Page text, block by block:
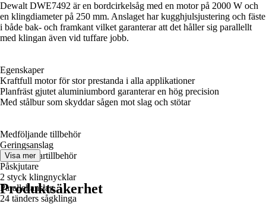
Dewalt DWE7492 är en bordcirkelsåg med en motor på 2000 W och
en klingdiameter på 250 mm. Anslaget har kugghjulsjustering och fäste
i både bak- och framkant vilket garanterar att det håller sig parallellt
med klingan även vid tuffare jobb.
Egenskaper
Kraftfull motor för stor prestanda i alla applikationer
Planfräst gjutet aluminiumbord garanterar en hög precision
Med stålbur som skyddar sågen mot slag och stötar
Medföljande tillbehör
Geringsanslag
Dammsugartillbehör
Påskjutare
2 styck klingnycklar
Parallellanslag
24 tänders sågklinga
Visa mer
Produktsäkerhet